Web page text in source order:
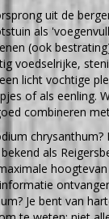
uit de
als
(ook
voedselrijke,
licht vochtige
of als eenling.
combineren
chrysanthum?
als
Je bent van